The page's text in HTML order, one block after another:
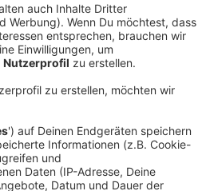
EM am Freitag hat die
die Bedingungen für
Schauen der Spiele
PublicViewing auf
als auch für Events in der
Aufwand für alle so gering wie
die Stadt in der
Einzelfallausnahmen nach